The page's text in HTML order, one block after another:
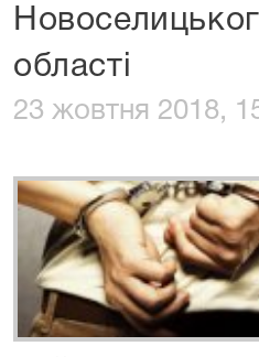
області
23 жовтня 2018,